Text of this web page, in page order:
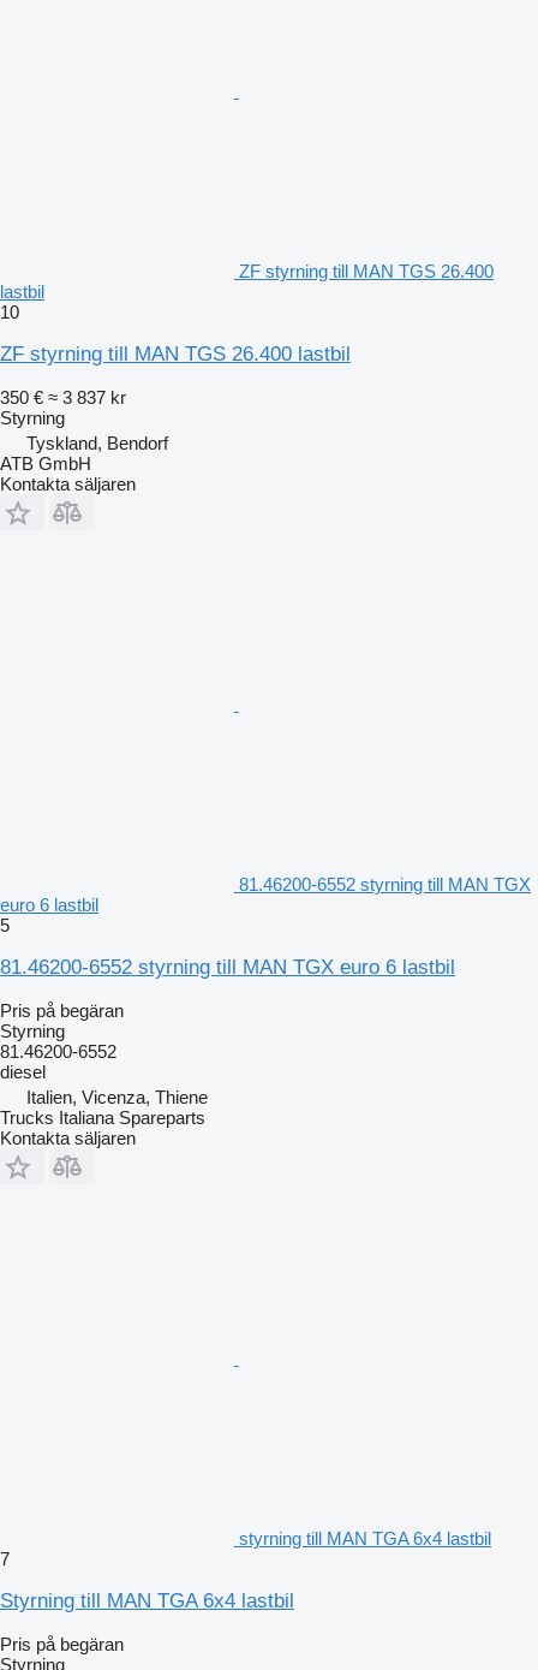
ZF styrning till MAN TGS 26.400
lastbil
10
ZF styrning till MAN TGS 26.400 lastbil
350 € ≈ 3 837 kr
Styrning
Tyskland, Bendorf
ATB GmbH
Kontakta säljaren
81.46200-6552 styrning till MAN TGX
euro 6 lastbil
5
81.46200-6552 styrning till MAN TGX euro 6 lastbil
Pris på begäran
Styrning
81.46200-6552
diesel
Italien, Vicenza, Thiene
Trucks Italiana Spareparts
Kontakta säljaren
styrning till MAN TGA 6x4 lastbil
7
Styrning till MAN TGA 6x4 lastbil
Pris på begäran
Styrning